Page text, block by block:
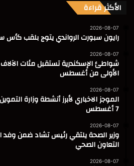
الأكثر قراءة
2026-08-07
رايون سبورت الرواندي يتوج بلقب كأس
2026-08-07
شواطئ الإسكندرية تستقبل مئات
الأولى من أغسطس
2026-08-07
7 أغسطس
2026-08-07
وزير الصحة يلتقي رئيس تشاد ضمن وفد
التعاون الصحي
2026-08-07